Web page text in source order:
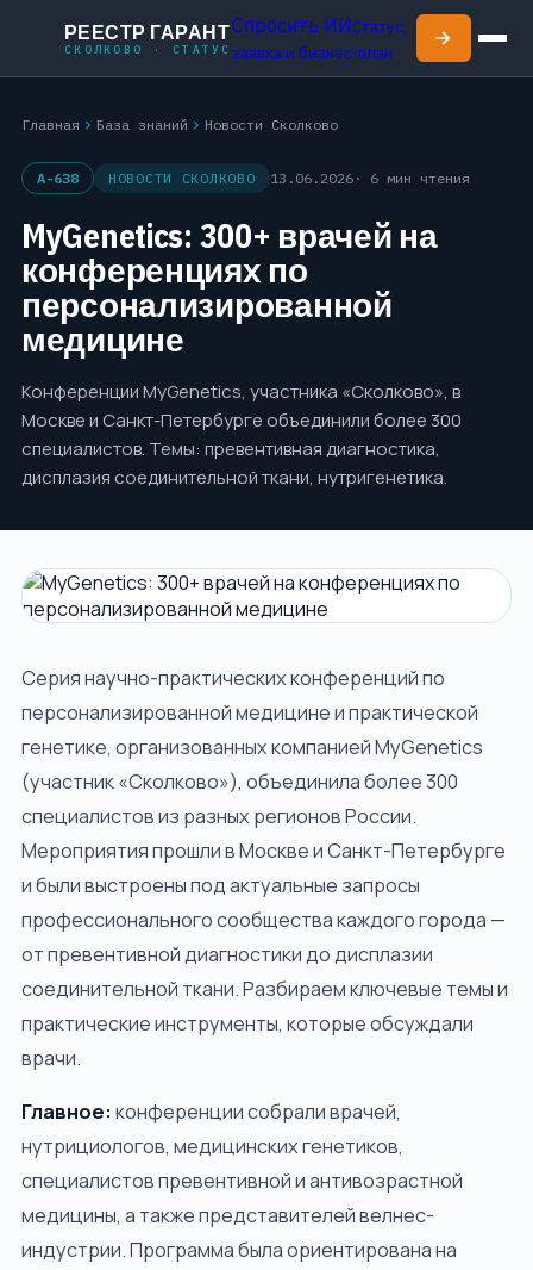
РЕЕСТР ГАРАНТ
СКОЛКОВО · СТАТУС
Спросить ИИСтатус,
заявка и бизнес-план
Блог
Спросить ИИ
ПРОВЕРИМ ПРОЕКТ И СОБЕРЁМ МАРШРУТ
СВЯЗАТЬСЯ С НАМИ
+7 920-898-17-18
reestrgarant@mail.ru
Подать заявку
Главная chevron_right База знаний chevron_right Новости Сколково
A-638 НОВОСТИ СКОЛКОВО 13.06.2026· 6 мин чтения
MyGenetics: 300+ врачей на
конференциях по
персонализированной
медицине
Конференции MyGenetics, участника «Сколково», в
Москве и Санкт-Петербурге объединили более 300
специалистов. Темы: превентивная диагностика,
дисплазия соединительной ткани, нутригенетика.
Серия научно-практических конференций по
персонализированной медицине и практической
генетике, организованных компанией MyGenetics
(участник «Сколково»), объединила более 300
специалистов из разных регионов России.
Мероприятия прошли в Москве и Санкт-Петербурге
и были выстроены под актуальные запросы
профессионального сообщества каждого города —
от превентивной диагностики до дисплазии
соединительной ткани. Разбираем ключевые темы и
практические инструменты, которые обсуждали
врачи.
Главное: конференции собрали врачей,
нутрициологов, медицинских генетиков,
специалистов превентивной и антивозрастной
медицины, а также представителей велнес-
индустрии. Программа была ориентирована на